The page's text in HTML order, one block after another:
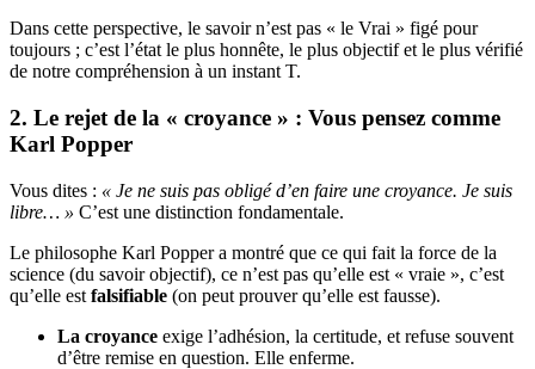
Dans cette perspective, le savoir n’est pas « le Vrai » figé pour
toujours ; c’est l’état le plus honnête, le plus objectif et le plus vérifié
de notre compréhension à un instant T.
2. Le rejet de la « croyance » : Vous pensez comme
Karl Popper
Vous dites : « Je ne suis pas obligé d’en faire une croyance. Je suis
libre… » C’est une distinction fondamentale.
Le philosophe Karl Popper a montré que ce qui fait la force de la
science (du savoir objectif), ce n’est pas qu’elle est « vraie », c’est
qu’elle est falsifiable (on peut prouver qu’elle est fausse).
La croyance exige l’adhésion, la certitude, et refuse souvent
d’être remise en question. Elle enferme.